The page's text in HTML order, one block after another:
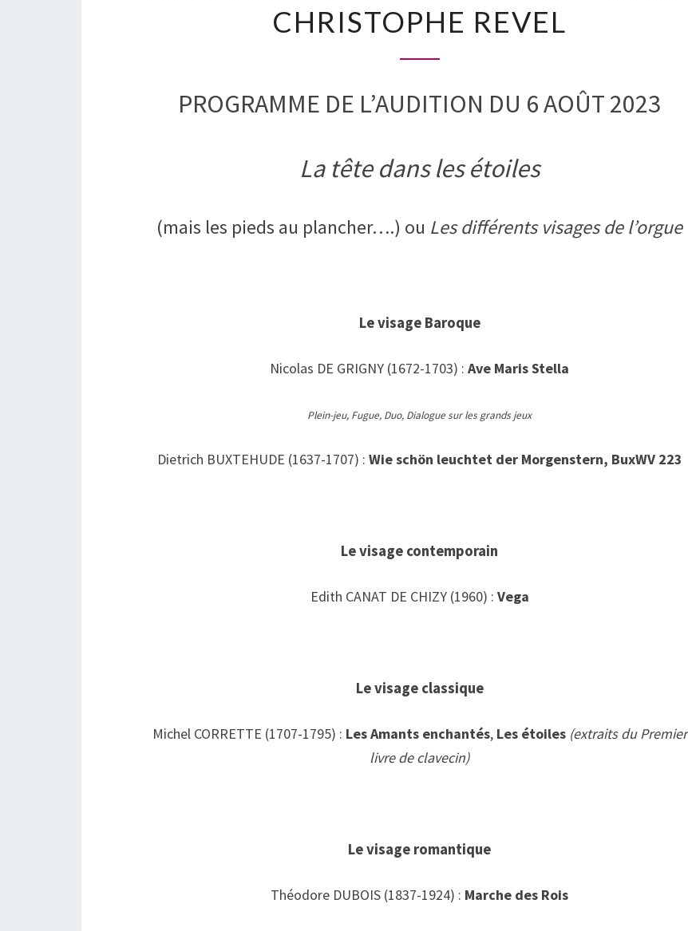
AOUT
A
17H30
JEAN-
REVEL
CHRISTOPHE REVEL
PROGRAMME DE L’AUDITION DU 6 AOÛT 2023
La tête dans les étoiles
(mais les pieds au plancher….) ou Les différents visages de l’orgue
Le visage Baroque
Nicolas DE GRIGNY (1672-1703) :Ave Maris Stella
Plein-jeu, Fugue, Duo, Dialogue sur les grands jeux
Dietrich BUXTEHUDE (1637-1707) : Wie schön leuchtet der Morgenstern, BuxWV 223
Le visage contemporain
Edith CANAT DE CHIZY (1960) : Vega
Le visage classique
Michel CORRETTE (1707-1795) : Les Amants enchantés, Les étoiles (extraits du Premier
livre de clavecin)
Le visage romantique
Théodore DUBOIS (1837-1924) : Marche des Rois